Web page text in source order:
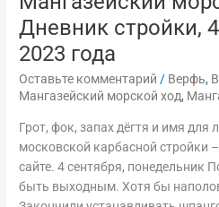
Дневник стройки,
2023 года
Оставьте комментарий / Верфь,
Мангазейский морской ход,
Грот, фок, запах дёгтя и имя для
московской карбасной стройки
сайте. 4 сентября, понедельник
быть выходным. Хотя бы